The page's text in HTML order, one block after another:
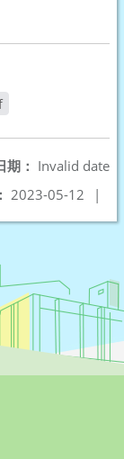
期： Invalid date
2023-05-12 |